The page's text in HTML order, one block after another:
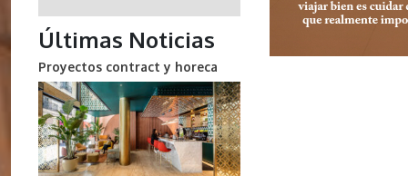
Últimas Noticias
Proyectos contract y horeca